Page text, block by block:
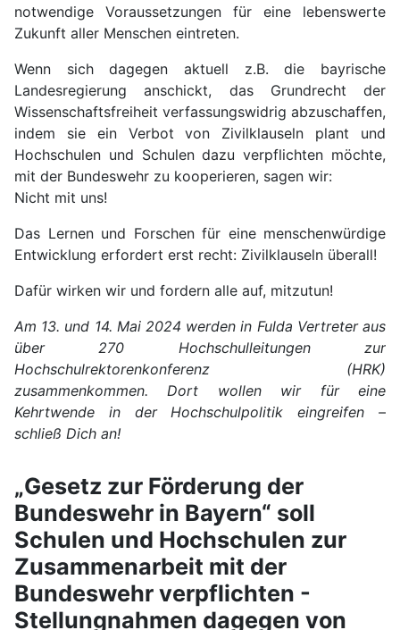
notwendige Voraussetzungen für eine lebenswerte
Zukunft aller Menschen eintreten.
Wenn sich dagegen aktuell z.B. die bayrische
Landesregierung anschickt, das Grundrecht der
Wissenschaftsfreiheit verfassungswidrig abzuschaffen,
indem sie ein Verbot von Zivilklauseln plant und
Hochschulen und Schulen dazu verpflichten möchte,
mit der Bundeswehr zu kooperieren, sagen wir:
Nicht mit uns!
Das Lernen und Forschen für eine menschenwürdige
Entwicklung erfordert erst recht: Zivilklauseln überall!
Dafür wirken wir und fordern alle auf, mitzutun!
Am 13. und 14. Mai 2024 werden in Fulda Vertreter aus
über 270 Hochschulleitungen zur
Hochschulrektorenkonferenz (HRK)
zusammenkommen. Dort wollen wir für eine
Kehrtwende in der Hochschulpolitik eingreifen –
schließ Dich an!
„Gesetz zur Förderung der
Bundeswehr in Bayern“ soll
Schulen und Hochschulen zur
Zusammenarbeit mit der
Bundeswehr verpflichten -
Stellungnahmen dagegen von